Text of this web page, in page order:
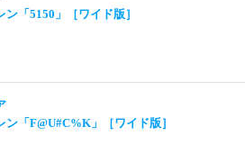
ン「5150」［ワイド版］
ン「F@U#C%K」［ワイド版］